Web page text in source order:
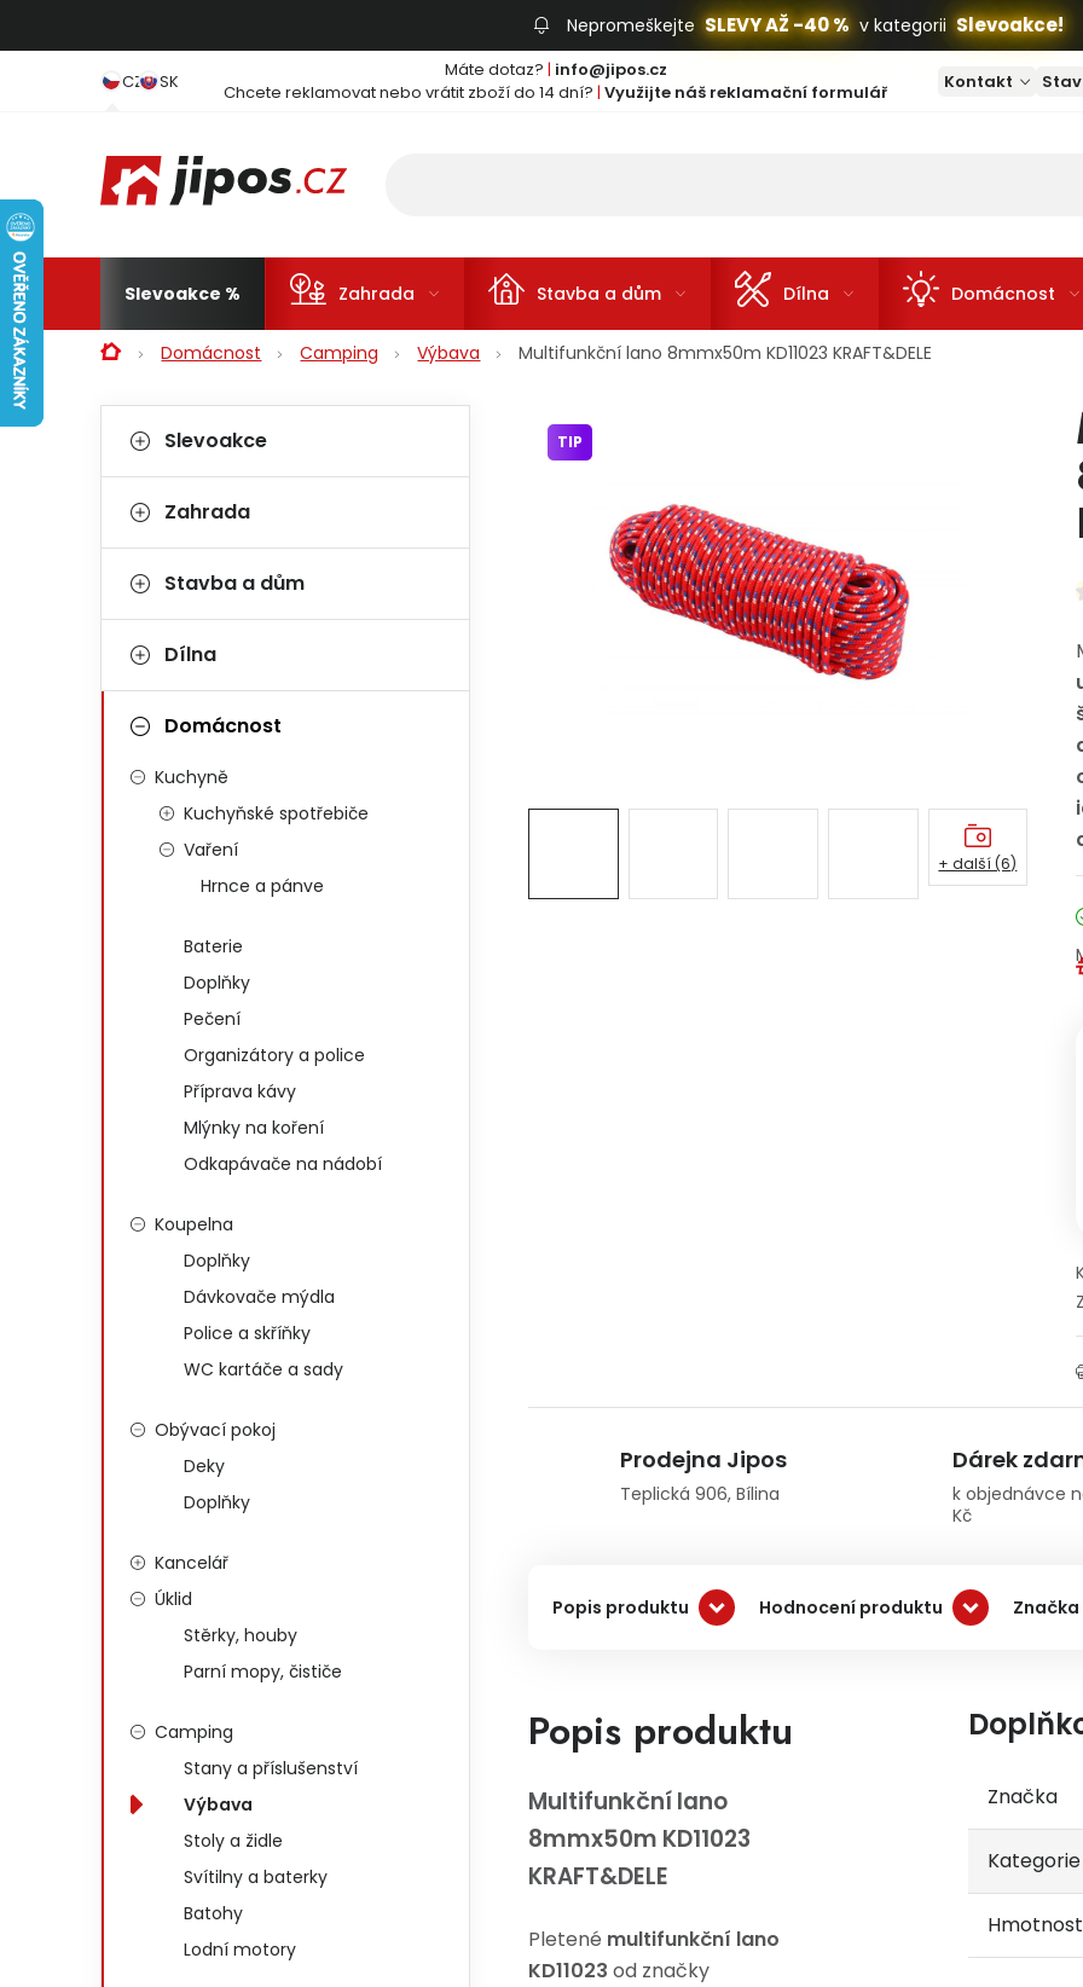
Nepromeškejte SLEVY AŽ -40 % v kategorii Slevoakce!
CZ SK Máte dotaz? | info@jipos.cz
Chcete reklamovat nebo vrátit zboží do 14 dní? | Využijte náš reklamační formulář Kontakt
Slevoakce Zahrada Stavba a dům Dílna Domácnost
DomůDomácnost Camping Výbava Multifunkční lano 8mmx50m KD11023 KRAFT&DELE
Postranní panel
Kategorie
Slevoakce
Zahrada
Stavba a dům
Dílna
Domácnost
Kuchyně
Kuchyňské spotřebiče
Vaření
Hrnce a pánve
Baterie
Doplňky
Pečení
Organizátory a police
Příprava kávy
Mlýnky na koření
Odkapávače na nádobí
Koupelna
Doplňky
Dávkovače mýdla
Police a skříňky
WC kartáče a sady
Obývací pokoj
Deky
Doplňky
Kancelář
Úklid
Stěrky, houby
Parní mopy, čističe
Camping
Stany a příslušenství
Výbava
Stoly a židle
Svítilny a baterky
Batohy
Lodní motory
TIP
+ další (6)
Prodejna Jipos
Teplická 906, Bílina
Dárek
k objednávce
Kč
Popis produktu Hodnocení produktu Značka
Popis produktu
Multifunkční lano
8mmx50m KD11023
KRAFT&DELE
Pletené multifunkční lano
KD11023 od značky
Značka
Kategorie
Hmotnost